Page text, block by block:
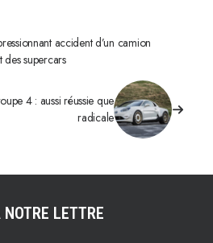
accident d’un camion
des supercars
4 : aussi réussie que
radicale
LETTRE